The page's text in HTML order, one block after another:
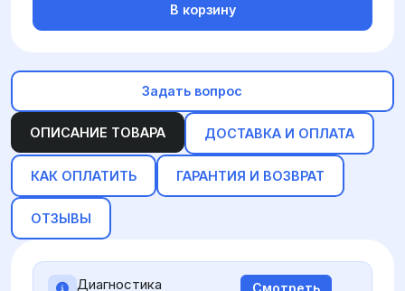
ОПИСАНИЕ ТОВАРА ДОСТАВКА И ОПЛАТА
КАК ОПЛАТИТЬ ГАРАНТИЯ И ВОЗВРАТ
ОТЗЫВЫ
Диагностика
Смотреть
В корзину
Задать вопрос